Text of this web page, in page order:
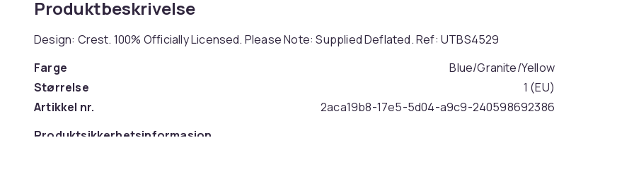
Produktbeskrivelse
Design: Crest. 100% Officially Licensed. Please Note: Supplied Deflated. Ref: UTBS4529
Farge
Blue/Granite/Yellow
Størrelse
1 (EU)
Artikkel nr.
2aca19b8-17e5-5d04-a9c9-240598692386
Produktsikkerhetsinformasjon